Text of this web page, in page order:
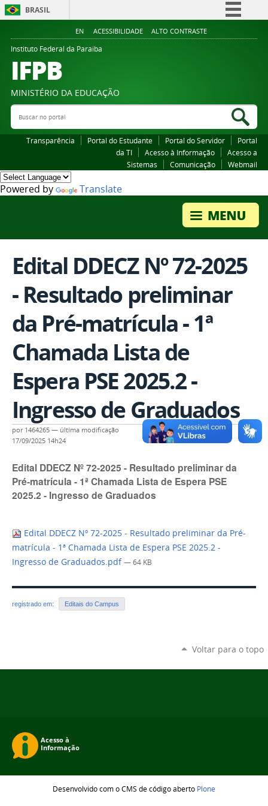
BRASIL
Simplifique!
Legislação
EN ACESSIBILIDADE ALTO CONTRASTE
Instituto Federal da Paraiba
IFPB
MINISTÉRIO DA EDUCAÇÃO
Buscar no portal
Transparência Portal do Estudante Portal do Servidor
Portal
da TI
Acesso à Informação
Acesso a
Sistemas
Comunicação Webmail
Powered by Translate
Edital DDECZ Nº 72-2025
- Resultado preliminar
da Pré-matrícula - 1ª
Chamada Lista de
Espera PSE 2025.2 -
Ingresso de Graduados
por 1464265 — última modificação
17/09/2025 14h24
Edital DDECZ Nº 72-2025 - Resultado preliminar da
Pré-matrícula - 1ª Chamada Lista de Espera PSE
2025.2 - Ingresso de Graduados
Edital DDECZ Nº 72-2025 - Resultado preliminar da Pré-
matrícula - 1ª Chamada Lista de Espera PSE 2025.2 -
Ingresso de Graduados.pdf — 64 KB
registrado em: Editais do Campus
Voltar para o topo
Desenvolvido com o CMS de código aberto Plone